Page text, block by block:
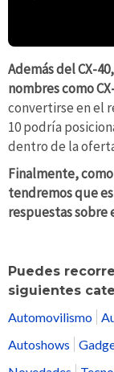
Además del CX-
nombres como
convertirse en el
10 podría
dentro de la
Finalmente,
tendremos que
respuestas sobre
Puedes
siguientes
Automovilismo
Autoshows